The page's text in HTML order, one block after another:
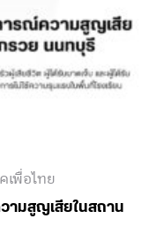
เพื่อไทย
ามสูญเสียในสถาน